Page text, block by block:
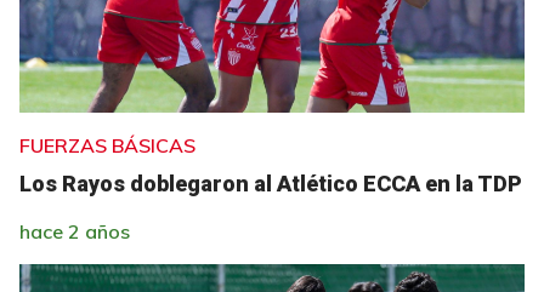
FUERZAS BÁSICAS
Los Rayos doblegaron al Atlético ECCA en la TDP
hace 2 años